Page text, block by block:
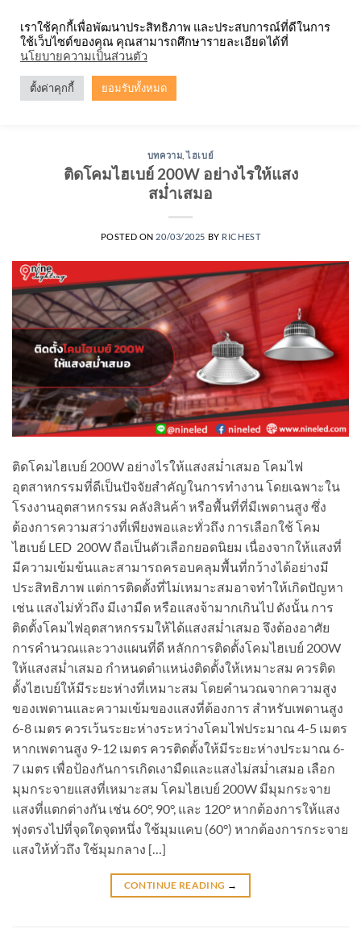
content
บทความ ,ไฮเบย์
ติดโคมไฮเบย์ 200W อย่างไรให้แสง
สม่ำเสมอ
POSTED ON 20/03/2025 BY RICHEST
ติดโคมไฮเบย์ 200W อย่างไรให้แสงสม่ำเสมอ โคมไฟ
อุตสาหกรรมที่ดีเป็นปัจจัยสำคัญในการทำงาน โดยเฉพาะใน
โรงงานอุตสาหกรรม คลังสินค้า หรือพื้นที่ที่มีเพดานสูง ซึ่ง
ต้องการความสว่างที่เพียงพอและทั่วถึง การเลือกใช้ โคม
ไฮเบย์ LED 200W ถือเป็นตัวเลือกยอดนิยม เนื่องจากให้แสงที่
มีความเข้มข้นและสามารถครอบคลุมพื้นที่กว้างได้อย่างมี
ประสิทธิภาพ แต่การติดตั้งที่ไม่เหมาะสมอาจทำให้เกิดปัญหา
เช่น แสงไม่ทั่วถึง มีเงามืด หรือแสงจ้ามากเกินไป ดังนั้น การ
ติดตั้งโคมไฟอุตสาหกรรมให้ได้แสงสม่ำเสมอ จึงต้องอาศัย
การคำนวณและวางแผนที่ดี หลักการติดตั้งโคมไฮเบย์ 200W
ให้แสงสม่ำเสมอ กำหนดตำแหน่งติดตั้งให้เหมาะสม ควรติด
ตั้งไฮเบย์ให้มีระยะห่างที่เหมาะสม โดยคำนวณจากความสูง
ของเพดานและความเข้มของแสงที่ต้องการ สำหรับเพดานสูง
6-8 เมตร ควรเว้นระยะห่างระหว่างโคมไฟประมาณ 4-5 เมตร
หากเพดานสูง 9-12 เมตร ควรติดตั้งให้มีระยะห่างประมาณ 6-
7 เมตร เพื่อป้องกันการเกิดเงามืดและแสงไม่สม่ำเสมอ เลือก
มุมกระจายแสงที่เหมาะสม โคมไฮเบย์ 200W มีมุมกระจาย
แสงที่แตกต่างกัน เช่น 60°, 90°, และ 120° หากต้องการให้แสง
พุ่งตรงไปที่จุดใดจุดหนึ่ง ใช้มุมแคบ (60°) หากต้องการกระจาย
แสงให้ทั่วถึง ใช้มุมกลาง […]
CONTINUE READING →
เราใช้คุกกี้เพื่อพัฒนาประสิทธิภาพ และประสบการณ์ที่ดีในการ
ใช้เว็บไซต์ของคุณ คุณสามารถศึกษารายละเอียดได้ที่
นโยบายความเป็นส่วนตัว
ตั้งค่าคุกกี้ ยอมรับทั้งหมด